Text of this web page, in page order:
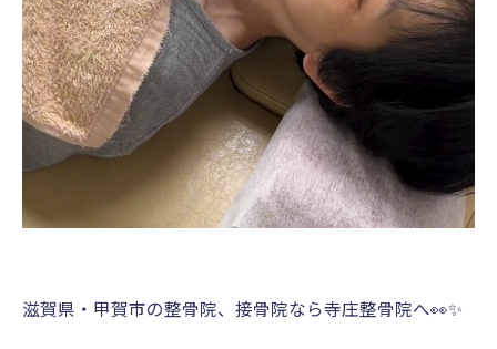
滋賀県・甲賀市の整骨院、接骨院なら寺庄整骨院へ👀✨